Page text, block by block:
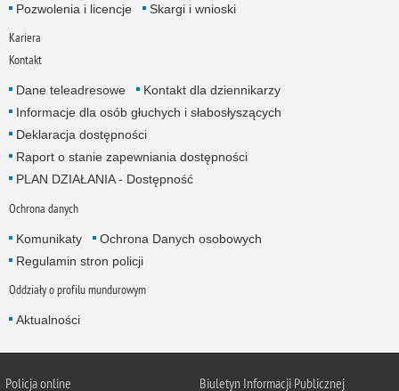
Pozwolenia i licencje
Skargi i wnioski
Kariera
Kontakt
Dane teleadresowe
Kontakt dla dziennikarzy
Informacje dla osób głuchych i słabosłyszących
Deklaracja dostępności
Raport o stanie zapewniania dostępności
PLAN DZIAŁANIA - Dostępność
Ochrona danych
Komunikaty
Ochrona Danych osobowych
Regulamin stron policji
Oddziały o profilu mundurowym
Aktualności
Policja online Biuletyn Informacji Publicznej